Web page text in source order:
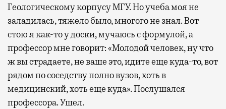
Геологическому корпусу МГУ. Но учеба моя не
заладилась, тяжело было, многого не знал. Вот
стою я как-то у доски, мучаюсь с формулой, а
профессор мне говорит: «Молодой человек, ну что
ж вы страдаете, не ваше это, идите еще куда-то, вот
рядом по соседству полно вузов, хоть в
медицинский, хоть еще куда». Послушался
профессора. Ушел.